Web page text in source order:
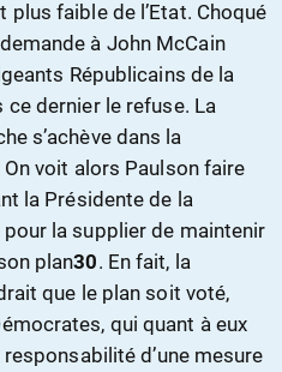
plus faible de l’Etat. Choqué
à John McCain
Républicains de la
ce dernier le refuse. La
s’achève dans la
voit alors Paulson faire
la Présidente de la
la supplier de maintenir
plan30. En fait, la
que le plan soit voté,
qui quant à eux
d’une mesure